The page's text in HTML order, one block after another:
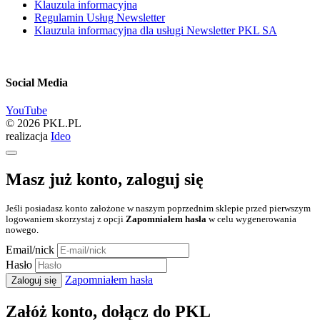
Klauzula informacyjna
Regulamin Usług Newsletter
Klauzula informacyjna dla usługi Newsletter PKL SA
Social Media
YouTube
© 2026 PKL.PL
realizacja Ideo
Masz już konto, zaloguj się
Jeśli posiadasz konto założone w naszym poprzednim sklepie przed pierwszym
logowaniem skorzystaj z opcji Zapomniałem hasła w celu wygenerowania
nowego.
Email/nick
Hasło
Zaloguj się Zapomniałem hasła
Załóż konto, dołącz do PKL